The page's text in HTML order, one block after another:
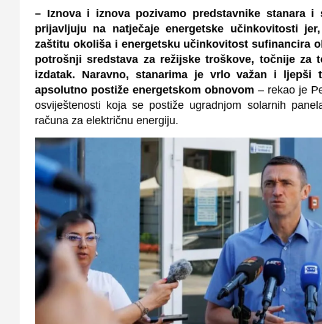
– Iznova i iznova pozivamo predstavnike stanara i
prijavljuju na natječaje energetske učinkovitosti
zaštitu okoliša i energetsku učinkovitost sufinancira
potrošnji sredstava za režijske troškove, točnije za
izdatak. Naravno, stanarima je vrlo važan i
apsolutno postiže energetskom obnovom – rekao je
osviještenosti koja se postiže ugradnjom solarnih
računa za električnu energiju.